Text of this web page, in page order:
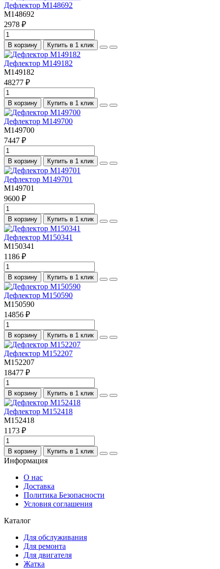
Дефлектор M148692
M148692
2978 ₽
В корзину Купить в 1 клик
Дефлектор M149182
M149182
48277 ₽
В корзину Купить в 1 клик
Дефлектор M149700
M149700
7447 ₽
В корзину Купить в 1 клик
Дефлектор M149701
M149701
9600 ₽
В корзину Купить в 1 клик
Дефлектор M150341
M150341
1186 ₽
В корзину Купить в 1 клик
Дефлектор M150590
M150590
14856 ₽
В корзину Купить в 1 клик
Дефлектор M152207
M152207
18477 ₽
В корзину Купить в 1 клик
Дефлектор M152418
M152418
1173 ₽
В корзину Купить в 1 клик
Информация
О нас
Доставка
Политика Безопасности
Условия соглашения
Каталог
Для обслуживания
Для ремонта
Для двигателя
Жатка